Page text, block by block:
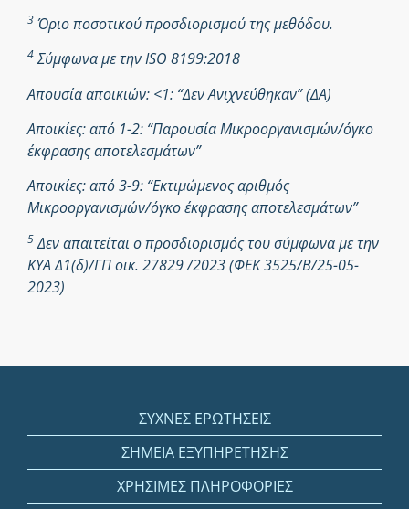
3 Όριο ποσοτικού προσδιορισμού της μεθόδου.
4Σύμφωνα με την ISO 8199:2018
Απουσία αποικιών: <1: “Δεν Ανιχνεύθηκαν” (ΔΑ)
Αποικίες: από 1-2: “Παρουσία Μικροοργανισμών/όγκο
έκφρασης αποτελεσμάτων”
Αποικίες: από 3-9: “Εκτιμώμενος αριθμός
Μικροοργανισμών/όγκο έκφρασης αποτελεσμάτων”
5Δεν απαιτείται ο προσδιορισμός του σύμφωνα με την
ΚΥΑ Δ1(δ)/ΓΠ οικ. 27829 /2023 (ΦΕΚ 3525/Β/25-05-
2023)
ΣΥΧΝΕΣ ΕΡΩΤΗΣΕΙΣ
ΣΗΜΕΙΑ ΕΞΥΠΗΡΕΤΗΣΗΣ
ΧΡΗΣΙΜΕΣ ΠΛΗΡΟΦΟΡΙΕΣ